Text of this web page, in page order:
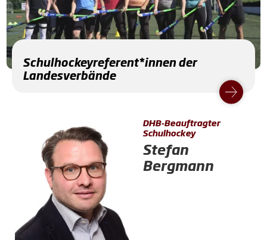
Schulhockeyreferent*innen der
Landesverbände
DHB-Beauftragter
Schulhockey
Stefan
Bergmann